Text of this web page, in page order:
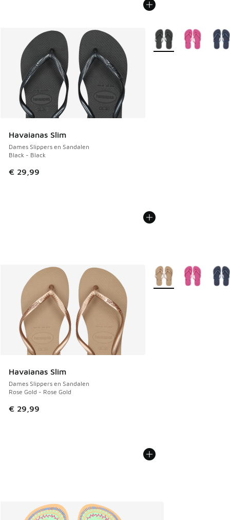
Havaianas Slim
Dames Slippers en Sandalen
Black - Black
€ 29,99
Meer kleuren
Havaianas Slim
Dames Slippers en Sandalen
Rose Gold - Rose Gold
€ 29,99
Meer kleuren